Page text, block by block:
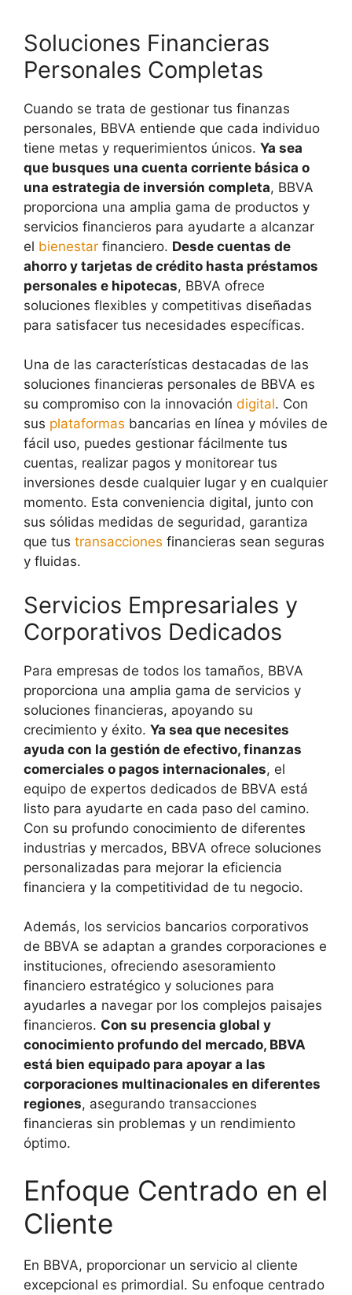
Soluciones Financieras
Personales Completas
Cuando se trata de gestionar tus finanzas
personales, BBVA entiende que cada individuo
tiene metas y requerimientos únicos. Ya sea
que busques una cuenta corriente básica o
una estrategia de inversión completa, BBVA
proporciona una amplia gama de productos y
servicios financieros para ayudarte a alcanzar
el bienestar financiero. Desde cuentas de
ahorro y tarjetas de crédito hasta préstamos
personales e hipotecas, BBVA ofrece
soluciones flexibles y competitivas diseñadas
para satisfacer tus necesidades específicas.
Una de las características destacadas de las
soluciones financieras personales de BBVA es
su compromiso con la innovación digital. Con
sus plataformas bancarias en línea y móviles de
fácil uso, puedes gestionar fácilmente tus
cuentas, realizar pagos y monitorear tus
inversiones desde cualquier lugar y en cualquier
momento. Esta conveniencia digital, junto con
sus sólidas medidas de seguridad, garantiza
que tus transacciones financieras sean seguras
y fluidas.
Servicios Empresariales y
Corporativos Dedicados
Para empresas de todos los tamaños, BBVA
proporciona una amplia gama de servicios y
soluciones financieras, apoyando su
crecimiento y éxito. Ya sea que necesites
ayuda con la gestión de efectivo, finanzas
comerciales o pagos internacionales, el
equipo de expertos dedicados de BBVA está
listo para ayudarte en cada paso del camino.
Con su profundo conocimiento de diferentes
industrias y mercados, BBVA ofrece soluciones
personalizadas para mejorar la eficiencia
financiera y la competitividad de tu negocio.
Además, los servicios bancarios corporativos
de BBVA se adaptan a grandes corporaciones e
instituciones, ofreciendo asesoramiento
financiero estratégico y soluciones para
ayudarles a navegar por los complejos paisajes
financieros. Con su presencia global y
conocimiento profundo del mercado, BBVA
está bien equipado para apoyar a las
corporaciones multinacionales en diferentes
regiones, asegurando transacciones
financieras sin problemas y un rendimiento
óptimo.
Enfoque Centrado en el
Cliente
En BBVA, proporcionar un servicio al cliente
excepcional es primordial. Su enfoque centrado